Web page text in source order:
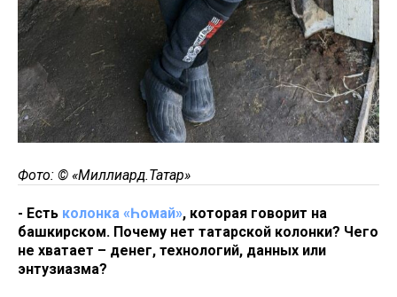
Фото: © «Миллиард.Татар»
- Есть колонка «Һомай», которая говорит на
башкирском. Почему нет татарской колонки? Чего
не хватает – денег, технологий, данных или
энтузиазма?